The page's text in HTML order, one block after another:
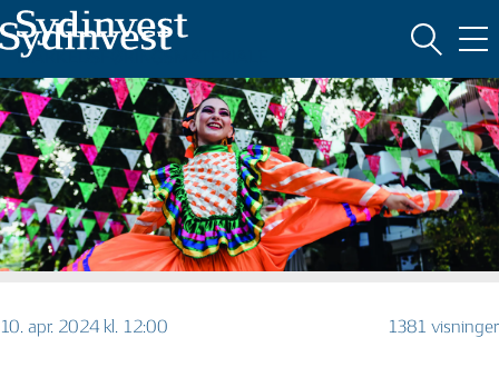
MARKEDSFØRINGSMATERIALE
10. apr. 2024 kl. 12:00 1381 visninger